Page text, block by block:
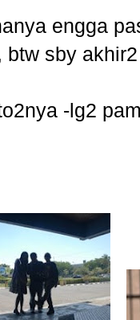
engga
btw sby
-lg2